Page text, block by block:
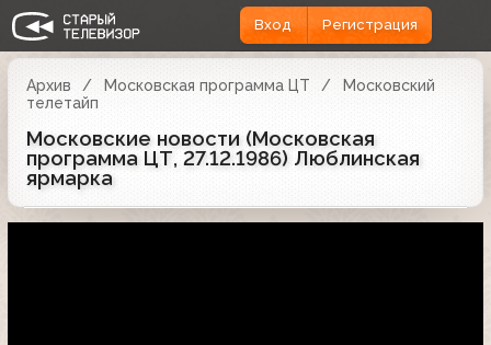
Вход Регистрация
Архив Московская программа ЦТ
Московский
телетайп
Московские новости (Московская
программа ЦТ, 27.12.1986) Люблинская
ярмарка